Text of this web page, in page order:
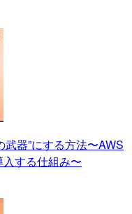
武器”にする方法〜AWS
する仕組み〜